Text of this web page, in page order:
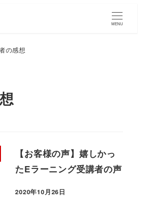
MENU
の感想
【お客様の声】嬉しかっ
たEラーニング受講者の声
2020年10月26日